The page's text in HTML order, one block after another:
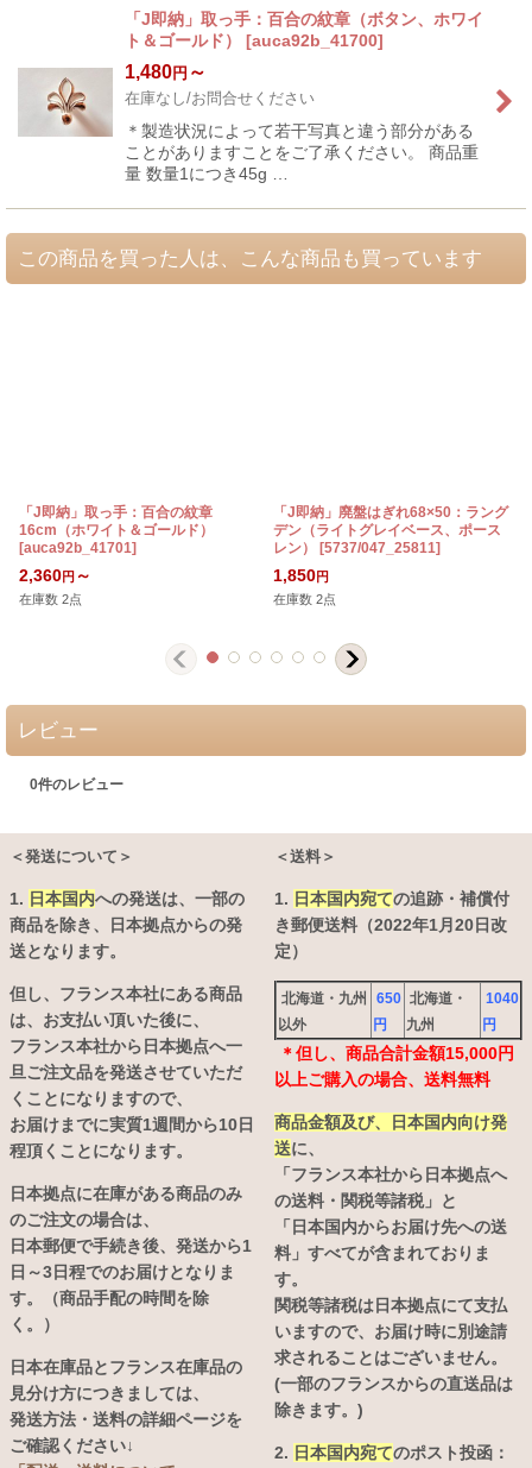
「J即納」取っ手：百合の紋章（ボタン、ホワイ
ト＆ゴールド）
[auca92b_41700]
1,480円 ～
在庫なし/お問合せください
＊製造状況によって若干写真と違う部分がある
ことがありますことをご了承ください。 商品重
量 数量1につき45g …
この商品を買った人は、こんな商品も買っています
「J即納」取っ手：百合の紋章
16cm（ホワイト＆ゴールド）
[auca92b_41701]
2,360円 ～
在庫数 2点
「J即納」廃盤はぎれ68×50：ラング
デン（ライトグレイベース、ポース
レン）
[5737/047_25811]
1,850円
在庫数 2点
レビュー
0件のレビュー
＜発送について＞
1. 日本国内への発送は、 一部の
商品を除き、日本拠点からの発
送となります。
但し、フランス本社にある商品
は、お支払い頂いた後に、
フランス本社から日本拠点へ一
旦ご注文品を発送させていただ
くことになりますので、
お届けまでに実質1週間から10日
程頂くことになります。
日本拠点に在庫がある商品のみ
のご注文の場合は、
日本郵便で手続き後、発送から1
日～3日程でのお届けとなりま
す。（商品手配の時間を除
く。）
日本在庫品とフランス在庫品の
見分け方につきましては、
発送方法・送料の詳細ページを
ご確認ください↓
＜送料＞
1. 日本国内宛ての追跡・補償付
き郵便送料（2022年1月20日改
定）
北海道・九州
以外
650
円
北海道・
九州
1040
円
＊但し、商品合計金額15,000円
以上ご購入の場合、送料無料
商品金額及び、日本国内向け発
送に、
「フランス本社から日本拠点へ
の送料・関税等諸税」と
「日本国内からお届け先への送
料」すべてが含まれておりま
す。
関税等諸税は日本拠点にて支払
いますので、お届け時に別途請
求されることはございません。
(一部のフランスからの直送品は
除きます。)
2. 日本国内宛てのポスト投函：